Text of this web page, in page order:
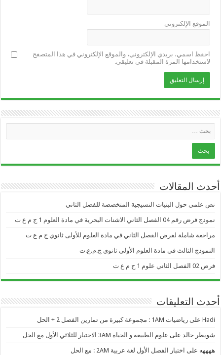
الموقع الإلكتروني
احفظ اسمي، بريدي الإلكتروني، والموقع الإلكتروني في هذا المتصفح
لاستخدامها المرة المقبلة في تعليقي.
أحدث المقالات
نص علمي حول البنيات النسيجية المتخصصة للفصل الثاني
نموذج فرض رقم 04 الفصل الثاني الاشنات البحرية في مادة العلوم 1 ج م ع ت
مراجعة شاملة لفرض الفصل الثاني في مادة العلوم للأولى ثانوي ج م ع ت
النموذج الثالث في مادة العلوم الأولى ثانوي ج.م.ع.ت
فرض 02 الفصل الثاني علوم 1 ج م ع ت
أحدث التعليقات
Hadi علىرياضيات 1AM : مجموعة كبيرة من تمارين الفصل 2 + الحل
شويطر خالد على علوم الطبيعة و الحياة 3AM الاختبار للثلاثي الأول مع الحل
ههههه على اختبار الفصل الأول لغة عربية 2AM : مع الحل